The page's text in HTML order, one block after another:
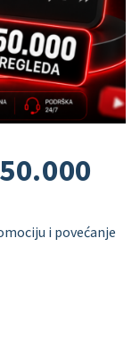
i povećanje